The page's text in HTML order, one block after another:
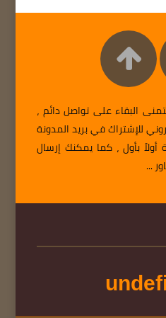
البقاء على تواصل دائم ،
للإشتراك في بريد المدونة
أولاً بأول ، كما يمكنك إرسال
...
undef